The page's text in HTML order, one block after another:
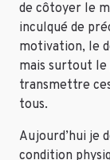
de côtoyer le
inculqué de
motivation, le
mais surtout le
transmettre
tous.
Aujourd’hui je
condition